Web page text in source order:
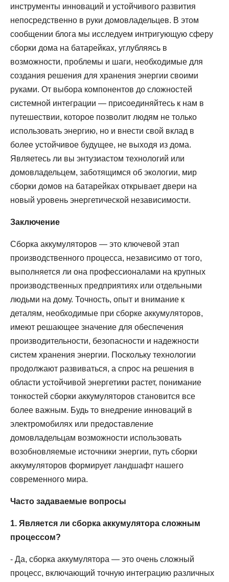
инструменты инноваций и устойчивого развития
непосредственно в руки домовладельцев. В этом
сообщении блога мы исследуем интригующую сферу
сборки дома на батарейках, углубляясь в
возможности, проблемы и шаги, необходимые для
создания решения для хранения энергии своими
руками. От выбора компонентов до сложностей
системной интеграции — присоединяйтесь к нам в
путешествии, которое позволит людям не только
использовать энергию, но и внести свой вклад в
более устойчивое будущее, не выходя из дома.
Являетесь ли вы энтузиастом технологий или
домовладельцем, заботящимся об экологии, мир
сборки домов на батарейках открывает двери на
новый уровень энергетической независимости.
Заключение
Сборка аккумуляторов — это ключевой этап
производственного процесса, независимо от того,
выполняется ли она профессионалами на крупных
производственных предприятиях или отдельными
людьми на дому. Точность, опыт и внимание к
деталям, необходимые при сборке аккумуляторов,
имеют решающее значение для обеспечения
производительности, безопасности и надежности
систем хранения энергии. Поскольку технологии
продолжают развиваться, а спрос на решения в
области устойчивой энергетики растет, понимание
тонкостей сборки аккумуляторов становится все
более важным. Будь то внедрение инноваций в
электромобилях или предоставление
домовладельцам возможности использовать
возобновляемые источники энергии, путь сборки
аккумуляторов формирует ландшафт нашего
современного мира.
Часто задаваемые вопросы
1. Является ли сборка аккумулятора сложным
процессом?
- Да, сборка аккумулятора — это очень сложный
процесс, включающий точную интеграцию различных